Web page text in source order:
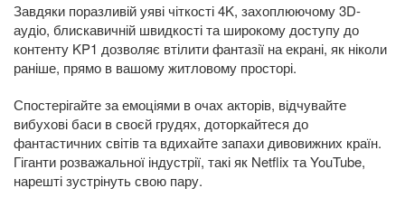
Завдяки поразливій уяві чіткості 4K, захоплюючому 3D-
аудіо, блискавичній швидкості та широкому доступу до
контенту KP1 дозволяє втілити фантазії на екрані, як ніколи
раніше, прямо в вашому житловому просторі.
Спостерігайте за емоціями в очах акторів, відчувайте
вибухові баси в своєй грудях, доторкайтеся до
фантастичних світів та вдихайте запахи дивовижних країн.
Гіганти розважальної індустрії, такі як Netflix та YouTube,
нарешті зустрінуть свою пару.